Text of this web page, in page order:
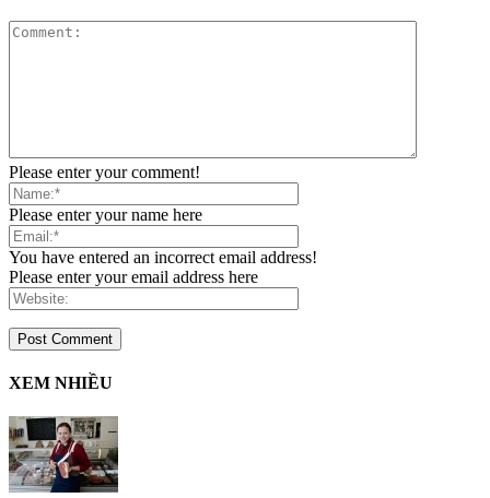
Please enter your comment!
Please enter your name here
You have entered an incorrect email address!
Please enter your email address here
XEM NHIỀU